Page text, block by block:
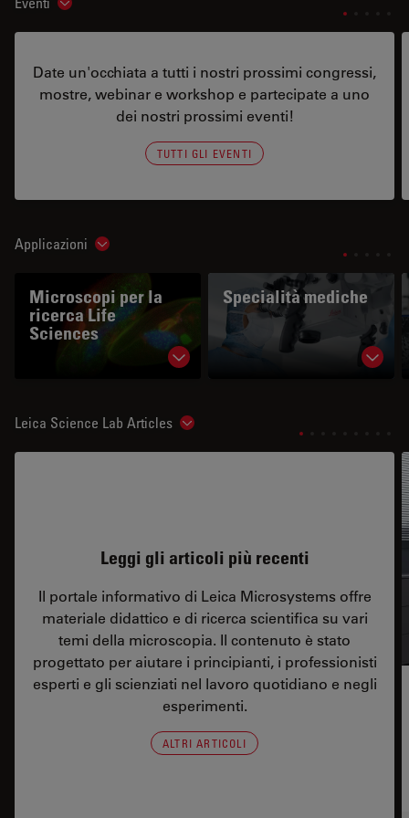
Show subnavigation
Date un'occhiata a tutti i nostri prossimi congressi,
mostre, webinar e workshop e partecipate a uno
dei nostri prossimi eventi!
TUTTI GLI EVENTI
Applicazioni Show subnavigation
Microscopi per la
ricerca Life
Sciences
Show subnavigation
Specialità mediche
Show
Leica Science Lab Articles Show subnavigation
Leggi gli articoli più recenti
Il portale informativo di Leica Microsystems offre
materiale didattico e di ricerca scientifica su vari
temi della microscopia. Il contenuto è stato
progettato per aiutare i principianti, i professionisti
esperti e gli scienziati nel lavoro quotidiano e negli
esperimenti.
ALTRI ARTICOLI